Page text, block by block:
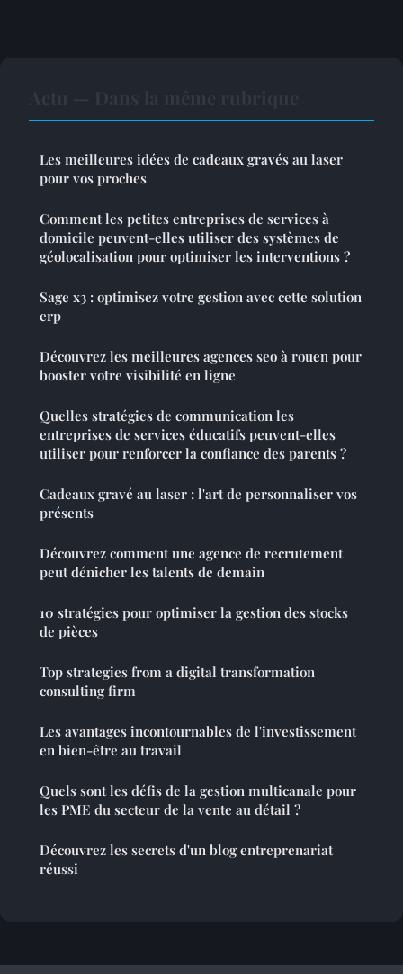
Les meilleures idées de cadeaux gravés au laser
pour vos proches
Comment les petites entreprises de services à
domicile peuvent-elles utiliser des systèmes de
géolocalisation pour optimiser les interventions ?
Sage x3 : optimisez votre gestion avec cette solution
erp
Découvrez les meilleures agences seo à rouen pour
booster votre visibilité en ligne
Quelles stratégies de communication les
entreprises de services éducatifs peuvent-elles
utiliser pour renforcer la confiance des parents ?
Cadeaux gravé au laser : l'art de personnaliser vos
présents
Découvrez comment une agence de recrutement
peut dénicher les talents de demain
10 stratégies pour optimiser la gestion des stocks
de pièces
Top strategies from a digital transformation
consulting firm
Les avantages incontournables de l'investissement
en bien-être au travail
Quels sont les défis de la gestion multicanale pour
les PME du secteur de la vente au détail ?
Découvrez les secrets d'un blog entreprenariat
réussi